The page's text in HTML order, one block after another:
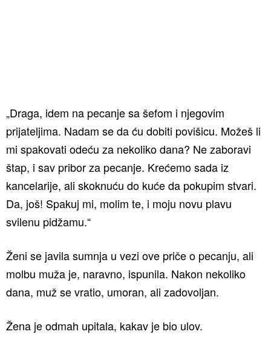
„Draga, idem na pecanje sa šefom i njegovim
prijateljima. Nadam se da ću dobiti povišicu. Možeš li
mi spakovati odeću za nekoliko dana? Ne zaboravi
štap, i sav pribor za pecanje. Krećemo sada iz
kancelarije, ali skoknuću do kuće da pokupim stvari.
Da, još! Spakuj mi, molim te, i moju novu plavu
svilenu pidžamu.“
Ženi se javila sumnja u vezi ove priče o pecanju, ali
molbu muža je, naravno, ispunila. Nakon nekoliko
dana, muž se vratio, umoran, ali zadovoljan.
Žena je odmah upitala, kakav je bio ulov.